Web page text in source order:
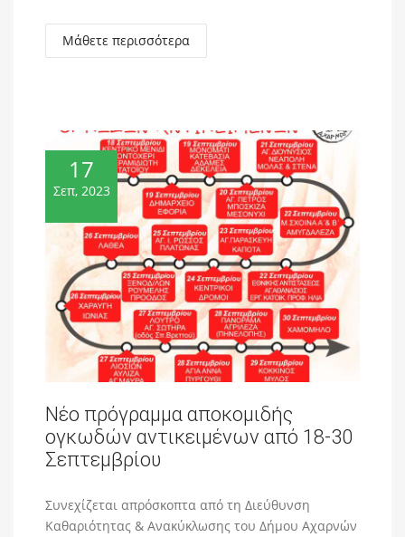
Μάθετε περισσότερα
17
Σεπ, 2023
Νέο πρόγραμμα αποκομιδής
ογκωδών αντικειμένων από 18-30
Σεπτεμβρίου
Συνεχίζεται απρόσκοπτα από τη Διεύθυνση
Καθαριότητας & Ανακύκλωσης του Δήμου Αχαρνών